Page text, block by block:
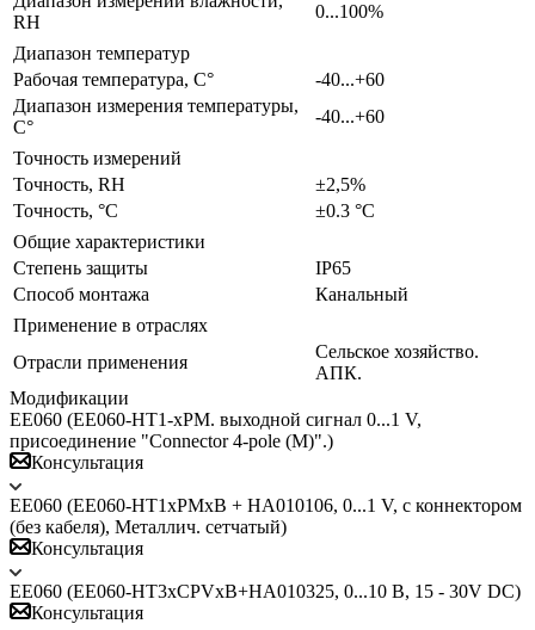
RH
0...100%
Диапазон температур
Рабочая температура, С°
-40...+60
Диапазон измерения температуры,
С°
-40...+60
Точность измерений
Точность, RH
±2,5%
Точность, °С
±0.3 °C
Общие характеристики
Степень защиты
IP65
Способ монтажа
Канальный
Применение в отраслях
Отрасли применения
Сельское хозяйство.
АПК.
Модификации
EE060 (EE060-HT1-xPM. выходной сигнал 0...1 V,
присоединение "Connector 4-pole (M)".)
Консультация
EE060 (EE060-HT1xPMxB + HA010106, 0...1 V, с коннектором
(без кабеля), Металлич. сетчатый)
Консультация
EE060 (EE060-HT3xCPVxB+HA010325, 0...10 В, 15 - 30V DC)
Консультация